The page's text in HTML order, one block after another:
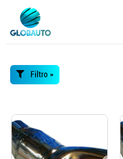
Filtro »